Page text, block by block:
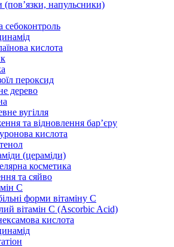
(повʼязки, напульсники)
себоконтроль
кислота
пероксид
дерево
вугілля
та відновлення бар’єру
кислота
(цераміди)
косметика
та сяйво
С
форми вітаміну С
вітамін С (Ascorbic Acid)
кислота